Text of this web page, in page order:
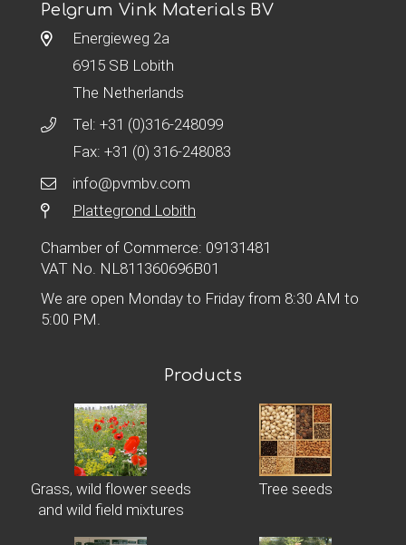
Pelgrum Vink Materials BV
Energieweg 2a
6915 SB Lobith
The Netherlands
Tel: +31 (0)316-248099
Fax: +31 (0) 316-248083
info@pvmbv.com
Plattegrond Lobith
Chamber of Commerce: 09131481
VAT No. NL811360696B01
We are open Monday to Friday from 8:30 AM to
5:00 PM.
Products
Grass, wild flower seeds
and wild field mixtures
Tree seeds